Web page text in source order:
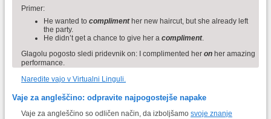
Primer:
He wanted to compliment her new haircut, but she already left
the party.
He didn’t get a chance to give her a compliment.
Glagolu pogosto sledi pridevnik on: I complimented her on her amazing
performance.
Naredite vajo v Virtualni Linguli.
Vaje za angleščino: odpravite najpogostejše napake
Vaje za angleščino so odličen način, da izboljšamo svoje znanje